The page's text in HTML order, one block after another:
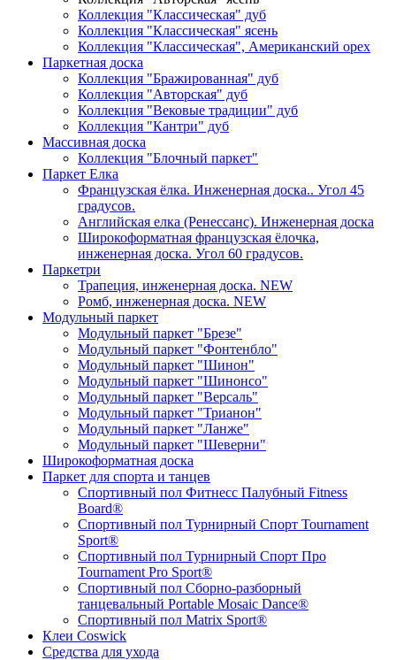
Коллекция "Классическая" дуб
Коллекция "Классическая" ясень
Коллекция "Классическая", Американский орех
Паркетная доска
Коллекция "Бражированная" дуб
Коллекция "Авторская" дуб
Коллекция "Вековые традиции" дуб
Коллекция "Кантри" дуб
Массивная доска
Коллекция "Блочный паркет"
Паркет Елка
Французская ёлка. Инженерная доска.. Угол 45
градусов.
Английская елка (Ренессанс). Инженерная доска
Широкоформатная французская ёлочка,
инженерная доска. Угол 60 градусов.
Паркетри
Трапеция, инженерная доска. NEW
Ромб, инженерная доска. NEW
Модульный паркет
Модульный паркет "Брезе"
Модульный паркет "Фонтенбло"
Модульный паркет "Шинон"
Модульный паркет "Шинонсо"
Модульный паркет "Версаль"
Модульный паркет "Трианон"
Модульный паркет "Ланже"
Модульный паркет "Шеверни"
Широкоформатная доска
Паркет для спорта и танцев
Спортивный пол Фитнесс Палубный Fitness
Board®
Спортивный пол Турнирный Спорт Tournament
Sport®
Спортивный пол Турнирный Спорт Про
Tournament Pro Sport®
Спортивный пол Сборно-разборный
танцевальный Portable Mosaic Dance®
Спортивный пол Matrix Sport®
Клеи Coswick
Средства для ухода